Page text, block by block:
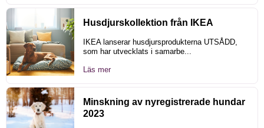
Husdjurskollektion från IKEA
IKEA lanserar husdjursprodukterna UTSÅDD,
som har utvecklats i samarbe...
Läs mer
Minskning av nyregistrerade hundar
2023